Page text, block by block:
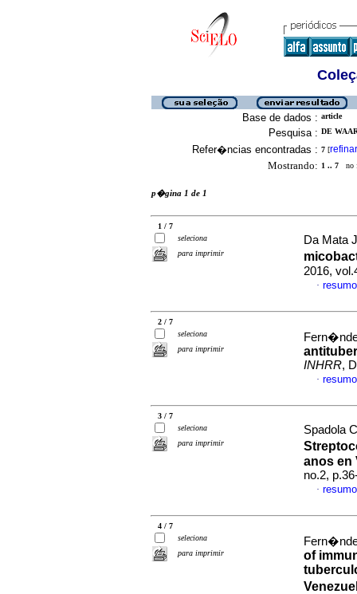
Base de dados : article
Pesquisa : DE
Refer�ncias encontradas : 7 [refinar
Mostrando: 1 .. 7 no
p�gina 1 de 1
1 / 7
seleciona
para imprimir
Da Mata
2016,
·
2 / 7
seleciona
para imprimir
INHRR,
·
3 / 7
seleciona
para imprimir
Spadola
anos en
no.2,
·
4 / 7
seleciona
para imprimir
of